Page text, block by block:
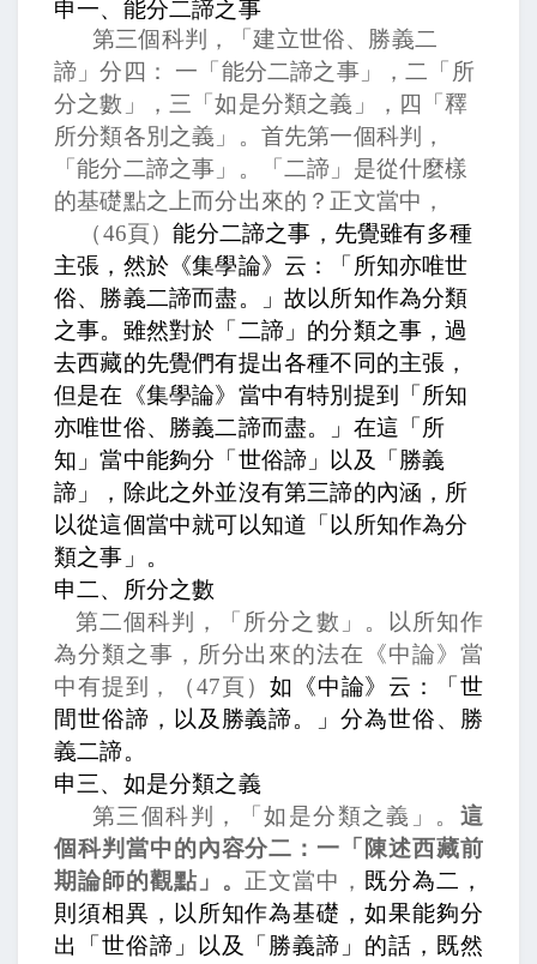
申一、能分二諦之事
第三個科判，「建立世俗、勝義二
諦」分四：
一「能分二諦之事」，二「所
分之數」，三「如是分類之義」，四「釋
所分類各別之義」。首先第一個科判，
「能分二諦之事」。「二諦」是從什麼樣
的基礎點之上而分出來的？正文當中，
（46頁）能分二諦之事，先覺雖有多種
主張，然於《集學論》云：「所知亦唯世
俗、勝義二諦而盡。」故以所知作為分類
之事。 雖然對於「二諦」的分類之事，過
去西藏的先覺們有提出各種不同的主張，
但是在《集學論》當中有特別提到「所知
亦唯世俗、勝義二諦而盡。」在這「所
知」當中能夠分「世俗諦」以及「勝義
諦」，除此之外並沒有第三諦的內涵，所
以從這個當中就可以知道「以所知作為分
類之事」。
申二、所分之數
第二個科判，「所分之數」。以所知作
為分類之事，所分出來的法在《中論》當
中有提到，
（47頁） 如《中論》云：「世
間世俗諦，以及勝義諦。」分為世俗、勝
義二諦。
申三、如是分類之義
第三個科判，「如是分類之義」。 這
個科判當中的內容分二：一「陳述西藏前
期論師的觀點」。 正文當中， 既分為二，
則須相異， 以所知作為基礎，如果能夠分
出「世俗諦」以及「勝義諦」的話，既然